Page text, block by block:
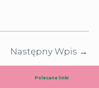
Następny Wpis →
Polecane linki